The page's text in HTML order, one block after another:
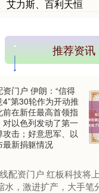
7730.00
艾力斯、百利天恒
推荐资讯
资门户 伊朗：“信得
4”第30轮作为开动推
前在新任最高首领指
对以色列发动了第一
攻击；好意思军、以
最新捐躯情况
配资门户 红板科技将
水，激进扩产，大手笔